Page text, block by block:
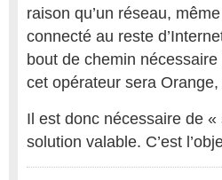
raison qu’un réseau,
connecté au reste
bout de chemin
cet opérateur sera
Il est donc nécessaire de
solution valable. C’est